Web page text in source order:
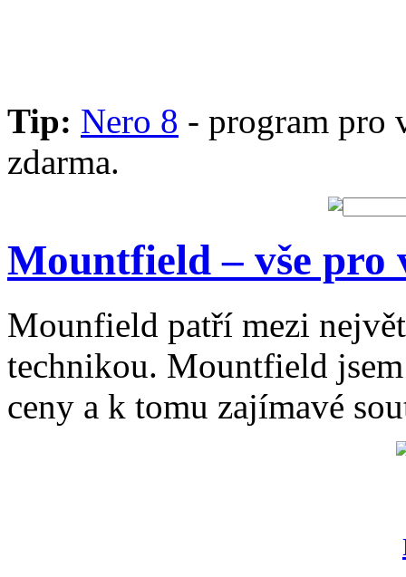
Tip: Nero 8 - program pro
zdarma.
Mountfield – vše pro
Mounfield patří mezi
technikou. Mountfield
ceny a k tomu zajímavé